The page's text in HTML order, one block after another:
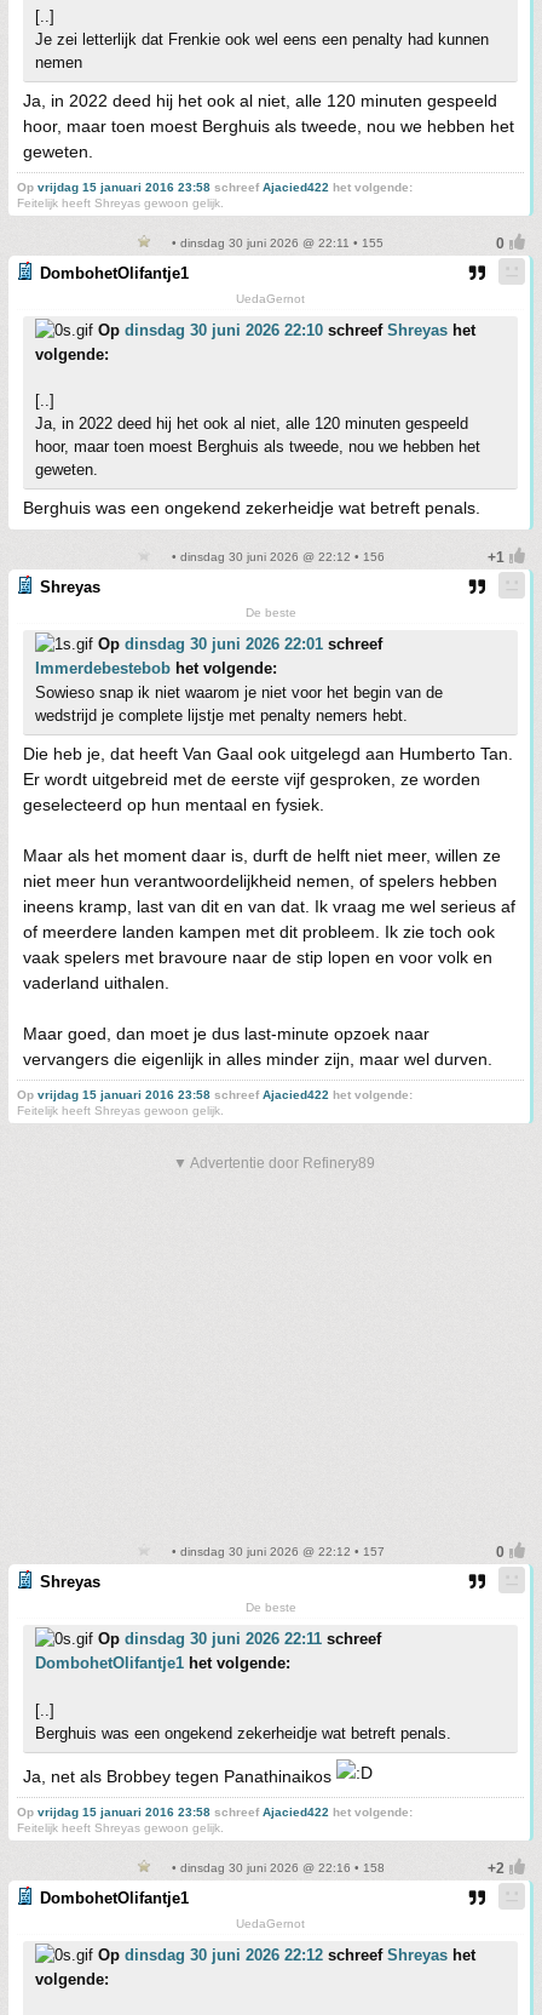
[..]
Je zei letterlijk dat Frenkie ook wel eens een penalty had kunnen
nemen
Ja, in 2022 deed hij het ook al niet, alle 120 minuten gespeeld
hoor, maar toen moest Berghuis als tweede, nou we hebben het
geweten.
Op vrijdag 15 januari 2016 23:58 schreefAjacied422 het volgende:
Feitelijk heeft Shreyas gewoon gelijk.
• dinsdag 30 juni 2026 @ 22:11 • 155
DombohetOlifantje1
UedaGernot
Op dinsdag 30 juni 2026 22:10 schreef Shreyas het
volgende:
[..]
Ja, in 2022 deed hij het ook al niet, alle 120 minuten gespeeld
hoor, maar toen moest Berghuis als tweede, nou we hebben het
geweten.
Berghuis was een ongekend zekerheidje wat betreft penals.
• dinsdag 30 juni 2026 @ 22:12 • 156
Shreyas
De beste
Op dinsdag 30 juni 2026 22:01 schreef
Immerdebestebob het volgende:
Sowieso snap ik niet waarom je niet voor het begin van de
wedstrijd je complete lijstje met penalty nemers hebt.
Die heb je, dat heeft Van Gaal ook uitgelegd aan Humberto Tan.
Er wordt uitgebreid met de eerste vijf gesproken, ze worden
geselecteerd op hun mentaal en fysiek.
Maar als het moment daar is, durft de helft niet meer, willen ze
niet meer hun verantwoordelijkheid nemen, of spelers hebben
ineens kramp, last van dit en van dat. Ik vraag me wel serieus af
of meerdere landen kampen met dit probleem. Ik zie toch ook
vaak spelers met bravoure naar de stip lopen en voor volk en
vaderland uithalen.
Maar goed, dan moet je dus last-minute opzoek naar
vervangers die eigenlijk in alles minder zijn, maar wel durven.
Op vrijdag 15 januari 2016 23:58 schreefAjacied422 het volgende:
Feitelijk heeft Shreyas gewoon gelijk.
▼ Advertentie door Refinery89
• dinsdag 30 juni 2026 @ 22:12 • 157
Shreyas
De beste
Op dinsdag 30 juni 2026 22:11 schreef
DombohetOlifantje1 het volgende:
[..]
Berghuis was een ongekend zekerheidje wat betreft penals.
Ja, net als Brobbey tegen Panathinaikos
Op vrijdag 15 januari 2016 23:58 schreefAjacied422 het volgende:
Feitelijk heeft Shreyas gewoon gelijk.
• dinsdag 30 juni 2026 @ 22:16 • 158
DombohetOlifantje1
UedaGernot
Op dinsdag 30 juni 2026 22:12 schreef Shreyas het
volgende: